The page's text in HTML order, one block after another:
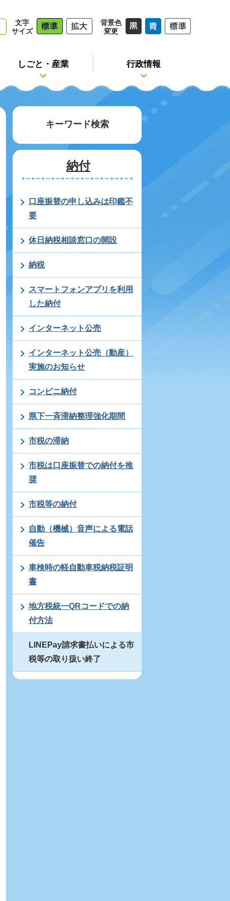
文字
サイズ
背景色
変更
しごと・産業 行政情報
キーワード検索
納付
口座振替の申し込みは印鑑不
要
休日納税相談窓口の開設
納税
スマートフォンアプリを利用
した納付
インターネット公売
インターネット公売（動産）
実施のお知らせ
コンビニ納付
県下一斉滞納整理強化期間
市税の滞納
市税は口座振替での納付を推
奨
市税等の納付
自動（機械）音声による電話
催告
車検時の軽自動車税納税証明
書
地方税統一QRコードでの納
付方法
LINEPay請求書払いによる市
税等の取り扱い終了